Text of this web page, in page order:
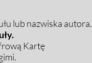
lub nazwiska autora.
Kartę